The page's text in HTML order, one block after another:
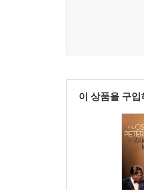
이 상품을 구